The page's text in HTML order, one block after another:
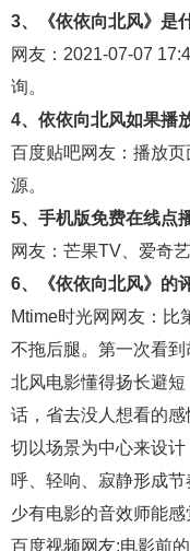
3、《依依向北风》是
网友：2021-07-07
询。
4、依依向北风如果播
百度贴吧网友：播放
源。
5、手机版免费在线点
网友： 芒果TV 爱奇艺
6、《依依向北风》的
Mtime时光网 网友：比
不拖后腿。第一次看
北风电影懂得扬长避
话，省去没人想看的
切以场景为中心来设
呼、轻响、寂静形成
少有电影的音效师能
百度视频网友:电影前